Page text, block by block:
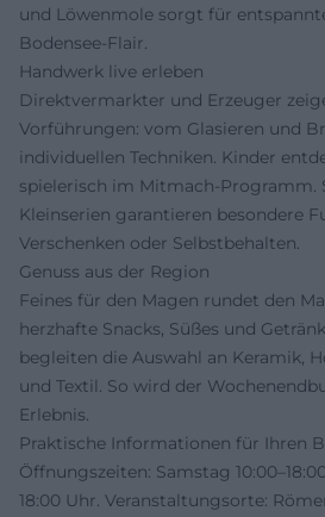
und Löwenmole sorgt für
Bodensee-Flair.
Handwerk live erleben
Direktvermarkter und Erzeuger
Vorführungen: vom Glasieren und
individuellen Techniken. Kinder
spielerisch im Mitmach-Programm.
Kleinserien garantieren besondere
Verschenken oder Selbstbehalten.
Genuss aus der Region
Feines für den Magen rundet den
herzhafte Snacks, Süßes und
begleiten die Auswahl an Keramik,
und Textil. So wird der
Erlebnis.
Praktische Informationen für Ihren
Öffnungszeiten: Samstag
18:00 Uhr. Veranstaltungsorte: